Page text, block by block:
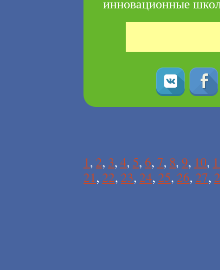
инновационные
1, 2, 3, 4, 5, 6, 7, 8, 9, 10,
21, 22, 23, 24, 25, 26, 27,